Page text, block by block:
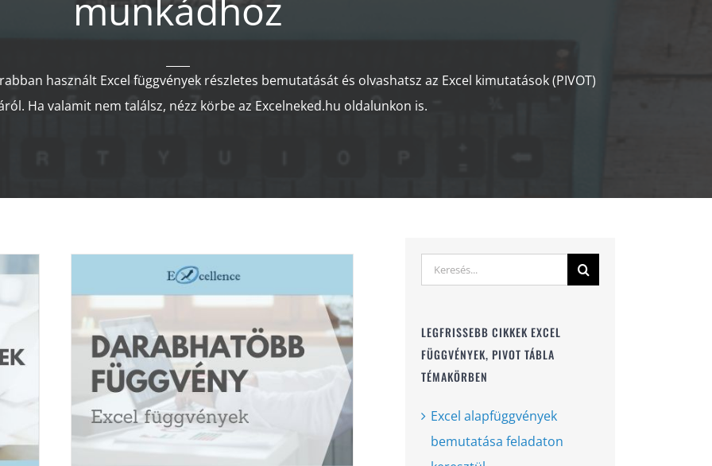
munkádhoz
használt Excel függvények részletes bemutatását és olvashatsz az Excel kimutatások (PIVOT)
Ha valamit nem találsz, nézz körbe az Excelneked.hu oldalunkon is.
Keresés...
LEGFRISSEBB CIKKEK EXCEL
FÜGGVÉNYEK, PIVOT TÁBLA
TÉMAKÖRBEN
Excel alapfüggvények
bemutatása feladaton